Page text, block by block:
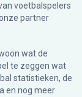
voetbalspelers
partner
wat de
te zeggen wat
statistieken, de
en nog meer